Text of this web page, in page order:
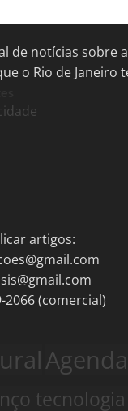
de notícias sobre
o Rio de Janeiro
artigos:
2066 (comercial)